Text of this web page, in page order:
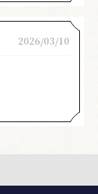
2026/03/10